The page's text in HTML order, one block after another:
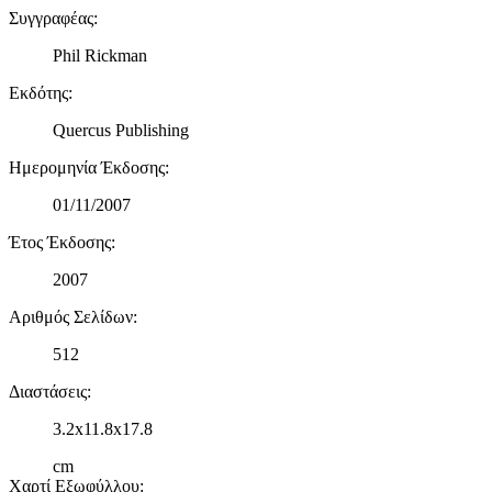
πληροφορίες σχετικά με την από μέρους σας χρήση της
δικτύωσης, διαφημίσεων και ανάλυσης.
Συγγραφέας:
Phil Rickman
Εκδότης:
Quercus Publishing
Ημερομηνία Έκδοσης:
01/11/2007
Έτος Έκδοσης:
2007
Αριθμός Σελίδων:
512
Διαστάσεις:
3.2x11.8x17.8
cm
Χαρτί Εξωφύλλου: